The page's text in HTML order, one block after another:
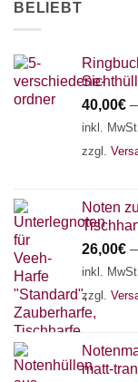
BELIEBT
40,00€ –
inkl.
zzgl.
Noten
26,00€ –
inkl. MwSt.
zzgl.
matt-